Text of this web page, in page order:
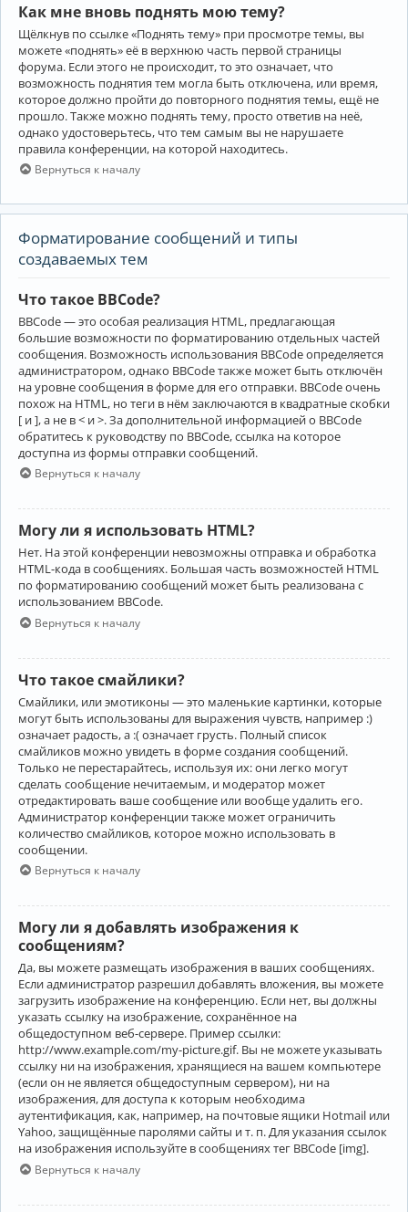
Как мне вновь поднять мою тему?
Щёлкнув по ссылке «Поднять тему» при просмотре темы, вы
можете «поднять» её в верхнюю часть первой страницы
форума. Если этого не происходит, то это означает, что
возможность поднятия тем могла быть отключена, или время,
которое должно пройти до повторного поднятия темы, ещё не
прошло. Также можно поднять тему, просто ответив на неё,
однако удостоверьтесь, что тем самым вы не нарушаете
правила конференции, на которой находитесь.
Вернуться к началу
Форматирование сообщений и типы
создаваемых тем
Что такое BBCode?
BBCode — это особая реализация HTML, предлагающая
большие возможности по форматированию отдельных частей
сообщения. Возможность использования BBCode определяется
администратором, однако BBCode также может быть отключён
на уровне сообщения в форме для его отправки. BBCode очень
похож на HTML, но теги в нём заключаются в квадратные скобки
[ и ], а не в < и >. За дополнительной информацией о BBCode
обратитесь к руководству по BBCode, ссылка на которое
доступна из формы отправки сообщений.
Вернуться к началу
Могу ли я использовать HTML?
Нет. На этой конференции невозможны отправка и обработка
HTML-кода в сообщениях. Большая часть возможностей HTML
по форматированию сообщений может быть реализована с
использованием BBCode.
Вернуться к началу
Что такое смайлики?
Смайлики, или эмотиконы — это маленькие картинки, которые
могут быть использованы для выражения чувств, например :)
означает радость, а :( означает грусть. Полный список
смайликов можно увидеть в форме создания сообщений.
Только не перестарайтесь, используя их: они легко могут
сделать сообщение нечитаемым, и модератор может
отредактировать ваше сообщение или вообще удалить его.
Администратор конференции также может ограничить
количество смайликов, которое можно использовать в
сообщении.
Вернуться к началу
Могу ли я добавлять изображения к
сообщениям?
Да, вы можете размещать изображения в ваших сообщениях.
Если администратор разрешил добавлять вложения, вы можете
загрузить изображение на конференцию. Если нет, вы должны
указать ссылку на изображение, сохранённое на
общедоступном веб-сервере. Пример ссылки:
http://www.example.com/my-picture.gif. Вы не можете указывать
ссылку ни на изображения, хранящиеся на вашем компьютере
(если он не является общедоступным сервером), ни на
изображения, для доступа к которым необходима
аутентификация, как, например, на почтовые ящики Hotmail или
Yahoo, защищённые паролями сайты и т. п. Для указания ссылок
на изображения используйте в сообщениях тег BBCode [img].
Вернуться к началу